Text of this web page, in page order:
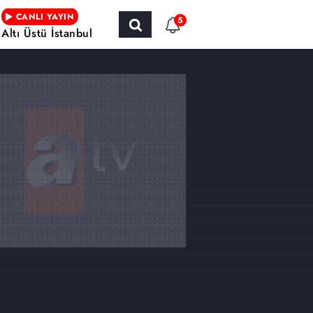
CANLI YAYIN
Altı Üstü İstanbul
5